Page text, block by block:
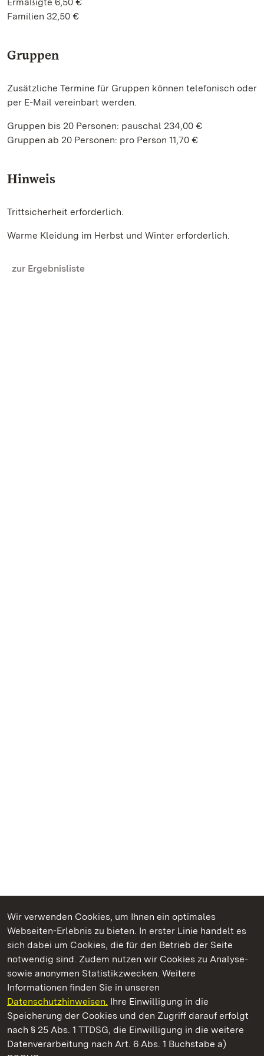
Wir verwenden Cookies, um Ihnen ein optimales
Webseiten-Erlebnis zu bieten. In erster Linie handelt es
sich dabei um Cookies, die für den Betrieb der Seite
notwendig sind. Zudem nutzen wir Cookies zu Analyse-
sowie anonymen Statistikzwecken. Weitere
Informationen finden Sie in unseren
Datenschutzhinweisen. Ihre Einwilligung in die
Speicherung der Cookies und den Zugriff darauf erfolgt
nach § 25 Abs. 1 TTDSG, die Einwilligung in die weitere
Datenverarbeitung nach Art. 6 Abs. 1 Buchstabe a)
Familien 32,50 €
Gruppen
Zusätzliche Termine für Gruppen können telefonisch oder
per E-Mail vereinbart werden.
Gruppen bis 20 Personen: pauschal 234,00 €
Gruppen ab 20 Personen: pro Person 11,70 €
Hinweis
Trittsicherheit erforderlich.
Warme Kleidung im Herbst und Winter erforderlich.
zur Ergebnisliste
Kommen. Staunen. Genießen.
Staatliche Schlösser und Gärten Baden‑Württemberg
Staatliche Schlösser und Gärten Baden-Württemberg